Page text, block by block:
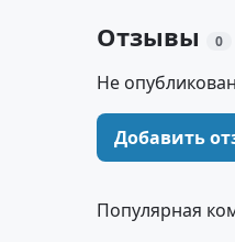
Отзывы 0
Не
Добавить
Популярная